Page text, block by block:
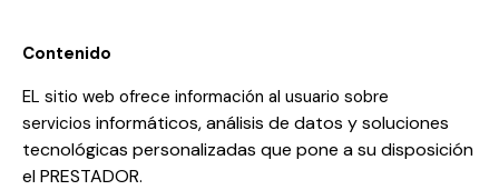
Contenido
EL sitio web ofrece información al usuario sobre
servicios informáticos, análisis de datos y soluciones
tecnológicas personalizadas que pone a su disposición
el PRESTADOR.